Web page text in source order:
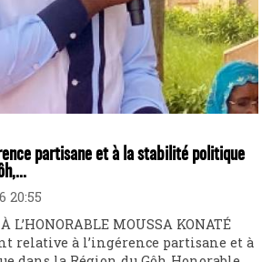
partisane et à la stabilité politique
20:55
L’HONORABLE MOUSSA KONATÉ
relative à l’ingérence partisane et à